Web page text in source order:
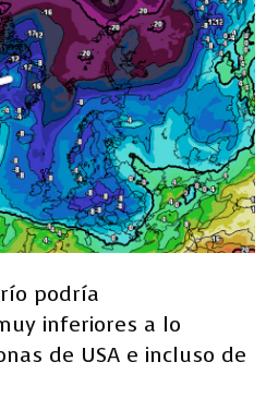
podría
inferiores a lo
de USA e incluso de